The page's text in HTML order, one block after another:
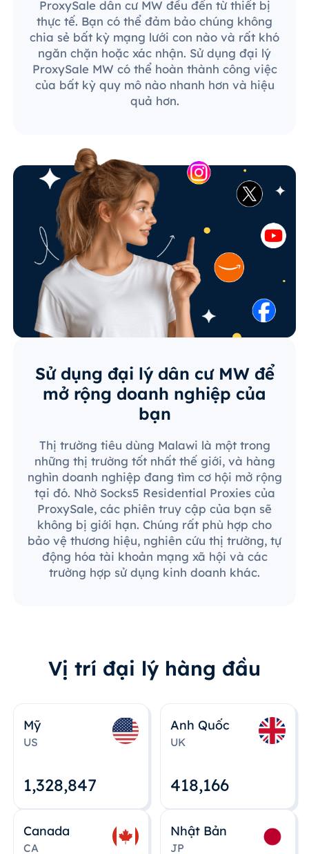
ProxySale dân cư MW đều đến từ thiết bị
thực tế. Bạn có thể đảm bảo chúng không
chia sẻ bất kỳ mạng lưới con nào và rất khó
ngăn chặn hoặc xác nhận. Sử dụng đại lý
ProxySale MW có thể hoàn thành công việc
của bất kỳ quy mô nào nhanh hơn và hiệu
quả hơn.
Sử dụng đại lý dân cư MW để
mở rộng doanh nghiệp của
bạn
Thị trường tiêu dùng Malawi là một trong
những thị trường tốt nhất thế giới, và hàng
nghìn doanh nghiệp đang tìm cơ hội mở rộng
tại đó. Nhờ Socks5 Residential Proxies của
ProxySale, các phiên truy cập của bạn sẽ
không bị giới hạn. Chúng rất phù hợp cho
bảo vệ thương hiệu, nghiên cứu thị trường, tự
động hóa tài khoản mạng xã hội và các
trường hợp sử dụng kinh doanh khác.
Vị trí đại lý hàng đầu
Mỹ
US
1,328,848
Anh Quốc
UK
418,167
Canada
CA
Nhật Bản
JP